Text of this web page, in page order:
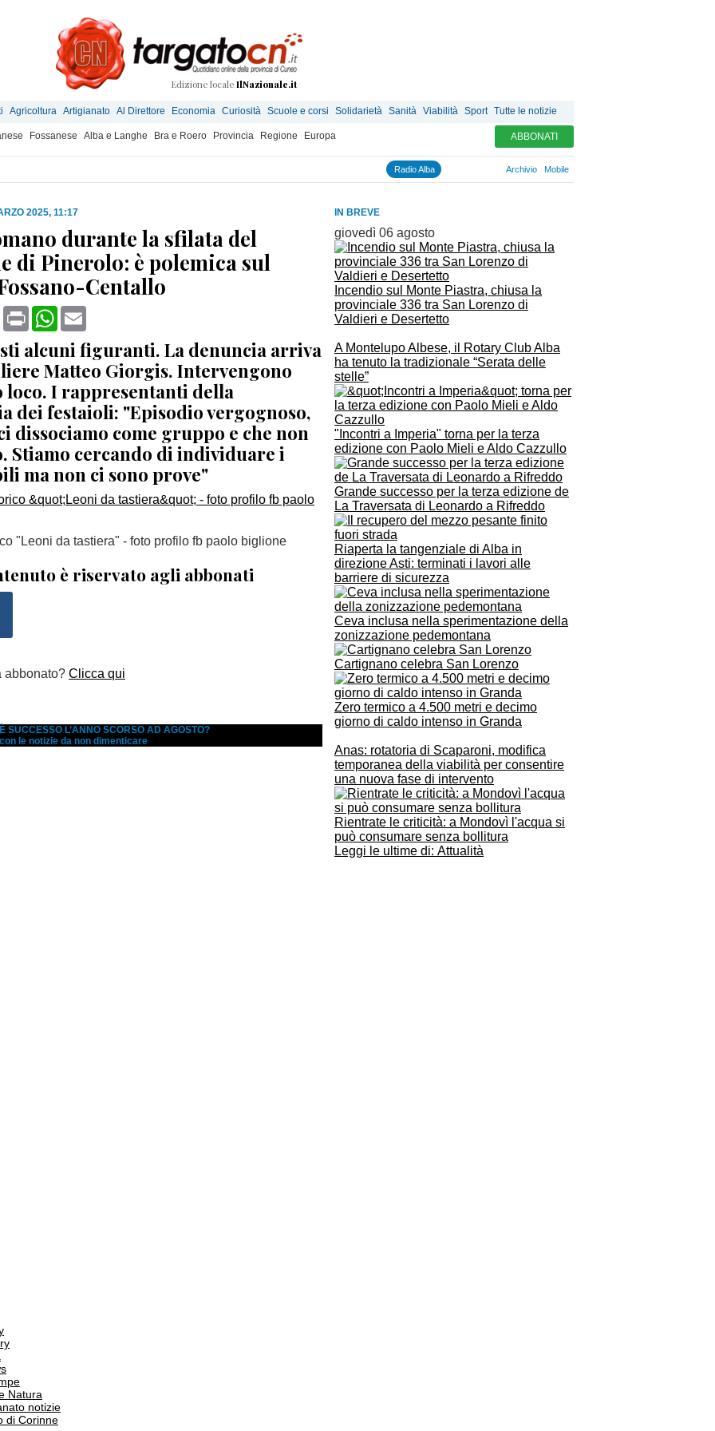
Edizione locale IlNazionale.it
Agricoltura Artigianato Al Direttore Economia Curiosità Scuole e corsi Solidarietà Sanità Viabilità Sport Tutte le notizie
Fossanese Alba e Langhe Bra e Roero Provincia Regione Europa ABBONATI
Radio Alba Archivio Mobile
IN BREVE
giovedì 06 agosto
Incendio sul Monte Piastra, chiusa la
provinciale 336 tra San Lorenzo di
Valdieri e Desertetto
A Montelupo Albese, il Rotary Club Alba
ha tenuto la tradizionale “Serata delle
stelle”
"Incontri a Imperia" torna per la terza
edizione con Paolo Mieli e Aldo Cazzullo
Grande successo per la terza edizione de
La Traversata di Leonardo a Rifreddo
Riaperta la tangenziale di Alba in
direzione Asti: terminati i lavori alle
barriere di sicurezza
Ceva inclusa nella sperimentazione della
zonizzazione pedemontana
Cartignano celebra San Lorenzo
Zero termico a 4.500 metri e decimo
giorno di caldo intenso in Granda
Anas: rotatoria di Scaparoni, modifica
temporanea della viabilità per consentire
una nuova fase di intervento
Rientrate le criticità: a Mondovì l'acqua si
può consumare senza bollitura
Leggi le ultime di: Attualità
2025, 11:17
durante la sfilata del
di Pinerolo: è polemica sul
Centallo
X Print WhatsApp
alcuni figuranti. La denuncia arriva
Matteo Giorgis. Intervengono
loco. I rappresentanti della
dei festaioli: "Episodio vergognoso,
dissociamo come gruppo e che non
Stiamo cercando di individuare i
ma non ci sono prove"
"Leoni da tastiera" - foto profilo fb paolo biglione
è riservato agli abbonati
abbonato? Clicca qui
SUCCESSO L’ANNO SCORSO AD AGOSTO?
le notizie da non dimenticare
Natura
notizie
di Corinne